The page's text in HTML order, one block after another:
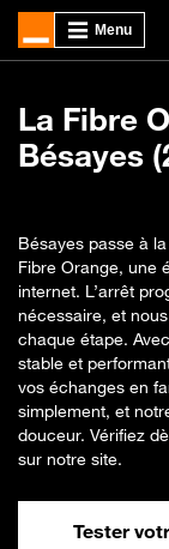
La Fibre
Bésayes
Bésayes passe à
Fibre Orange, une
internet. L’arrêt
nécessaire, et
chaque étape.
stable et
vos échanges en
simplement, et
douceur. Vérifiez
sur notre site.
Tester